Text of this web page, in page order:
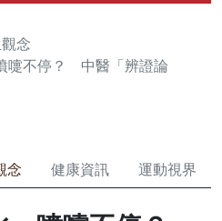
念
嚏不停？ 中醫「辨證論
念 健康資訊 運動視界